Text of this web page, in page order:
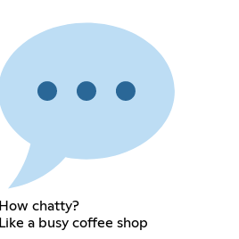
How chatty?
Like a busy coffee shop